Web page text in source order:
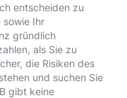
entscheiden zu
sowie Ihr
gründlich
als Sie zu
die Risiken des
und suchen Sie
gibt keine